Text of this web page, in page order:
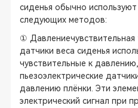
сиденья обычно
следующих методов:
①
датчики веса сиденья
чувствительные к
пьезоэлектрические
давлению плёнки. Эти
электрический сигнал при